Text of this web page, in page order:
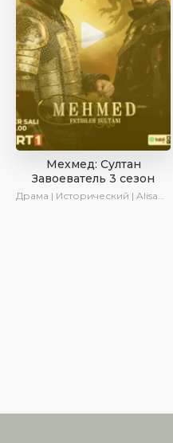
Мехмед: Султан
Завоеватель 3 сезон
Драма | Исторический | AlisaDirilis | Сериалы 2024